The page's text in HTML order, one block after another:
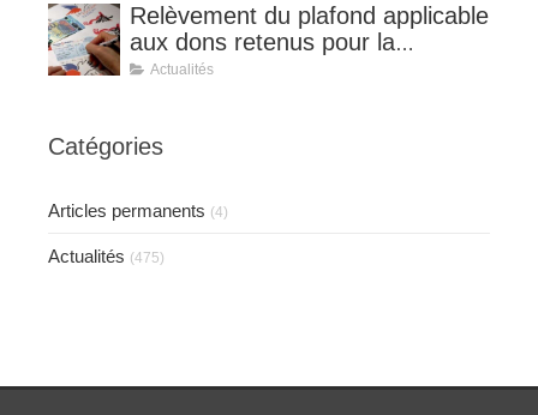
Relèvement du plafond applicable
aux dons retenus pour la
détermination de la réduction
Actualités
Catégories
Articles permanents (4)
Actualités (475)